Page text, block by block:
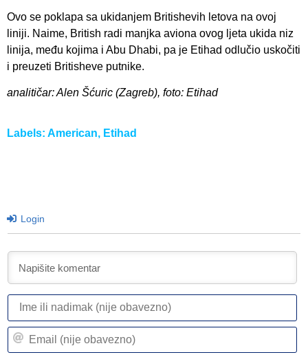
Ovo se poklapa sa ukidanjem Britishevih letova na ovoj
liniji. Naime, British radi manjka aviona ovog ljeta ukida niz
linija, među kojima i Abu Dhabi, pa je Etihad odlučio uskočiti
i preuzeti Britisheve putnike.
analitičar: Alen Šćuric (Zagreb), foto: Etihad
Labels: American, Etihad
Login